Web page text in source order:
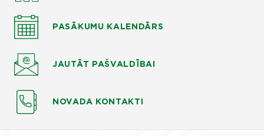
PASĀKUMU KALENDĀRS
JAUTĀT PAŠVALDĪBAI
NOVADA KONTAKTI